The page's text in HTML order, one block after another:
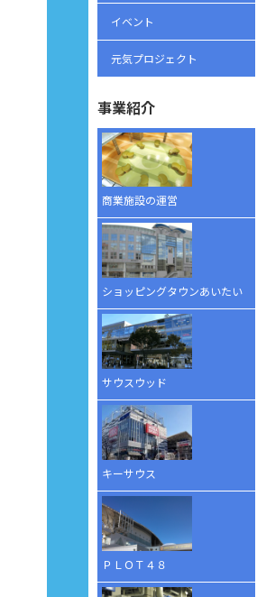
イベント
元気プロジェクト
事業紹介
商業施設の運営
ショッピングタウンあいたい
サウスウッド
キーサウス
ＰＬＯＴ４８